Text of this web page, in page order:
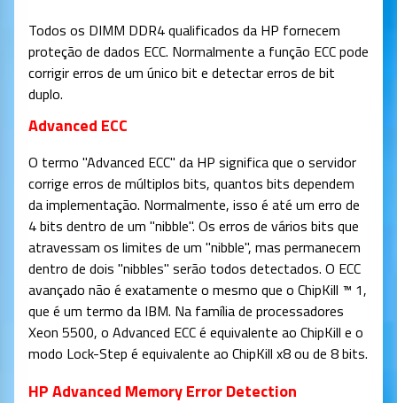
Todos os DIMM DDR4 qualificados da HP fornecem
proteção de dados ECC. Normalmente a função ECC pode
corrigir erros de um único bit e detectar erros de bit
duplo.
Advanced ECC
O termo "Advanced ECC" da HP significa que o servidor
corrige erros de múltiplos bits, quantos bits dependem
da implementação. Normalmente, isso é até um erro de
4 bits dentro de um "nibble". Os erros de vários bits que
atravessam os limites de um "nibble", mas permanecem
dentro de dois "nibbles" serão todos detectados. O ECC
avançado não é exatamente o mesmo que o ChipKill ™ 1,
que é um termo da IBM. Na família de processadores
Xeon 5500, o Advanced ECC é equivalente ao ChipKill e o
modo Lock-Step é equivalente ao ChipKill x8 ou de 8 bits.
HP Advanced Memory Error Detection